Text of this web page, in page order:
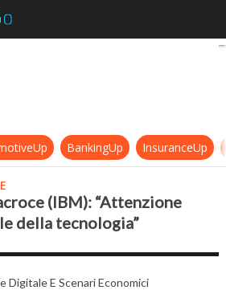
Alessandra Santacroce (IBM):
BankingUp InsuranceUp
(IBM): “Attenzione
della tecnologia”
Digitale E Scenari Economici